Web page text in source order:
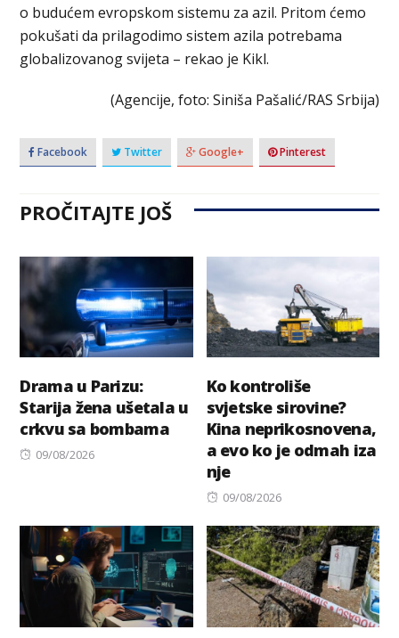
o budućem evropskom sistemu za azil. Pritom ćemo
pokušati da prilagodimo sistem azila potrebama
globalizovanog svijeta – rekao je Kikl.
(Agencije, foto: Siniša Pašalić/RAS Srbija)
Facebook Twitter Google+ Pinterest
PROČITAJTE JOŠ
Drama u Parizu:
Starija žena ušetala u
crkvu sa bombama
Posted
09/08/2026
Ko kontroliše
svjetske sirovine?
Kina neprikosnovena,
a evo ko je odmah iza
nje
Posted
09/08/2026